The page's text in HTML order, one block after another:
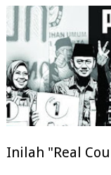
Inilah "Real